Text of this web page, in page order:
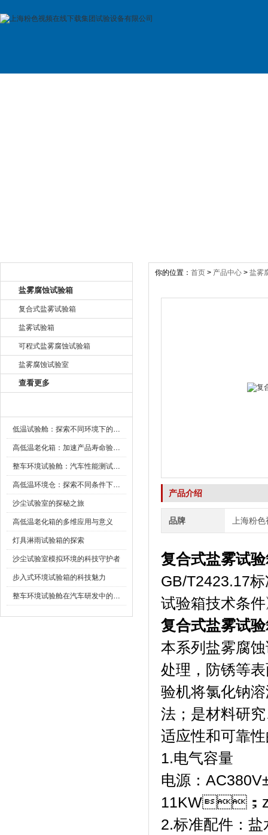
盐雾腐蚀试验箱
复合式盐雾试验箱
盐雾试验箱
可程式盐雾腐蚀试验箱
盐雾腐蚀试验室
查看更多
低温试验舱：探索不同环境下的科技边界
高低温老化箱：加速产品寿命验证的可靠伙伴
整车环境试验舱：汽车性能测试的设备
高低温环境仓：探索不同条件下的科学奥秘
沙尘试验室的探秘之旅
高低温老化箱的多维应用与意义
灯具淋雨试验箱的探索
沙尘试验室模拟环境的科技守护者
步入式环境试验箱的科技魅力
整车环境试验舱在汽车研发中的作用
你的位置： 首页 > 产品中心 > 盐雾
产品介绍
品牌 上海粉
复合式盐雾试
GB/T2423.17标
试验箱技术条件
复合式盐雾试
本系列盐雾腐蚀试
处理，防锈
验机将氯化钠溶
法；是材料研
适应性和可靠性
1.电气容量
电源：
11KW；zui
2.标准配件：盐